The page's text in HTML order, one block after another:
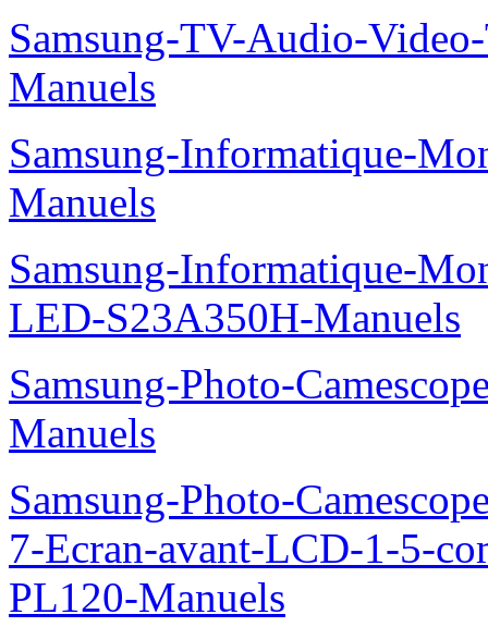
Samsung-TV-Audio-
Manuels
Samsung-Informatique-
Manuels
Samsung-Informatique-
LED-S23A350H-Manuels
Samsung-Photo-
Manuels
Samsung-Photo-
7-Ecran-avant-LCD-1-5-
PL120-Manuels